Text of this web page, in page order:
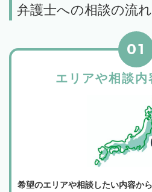
弁護士への相談の流れ
エリアや相談内
01
希望のエリアや相談したい内容か